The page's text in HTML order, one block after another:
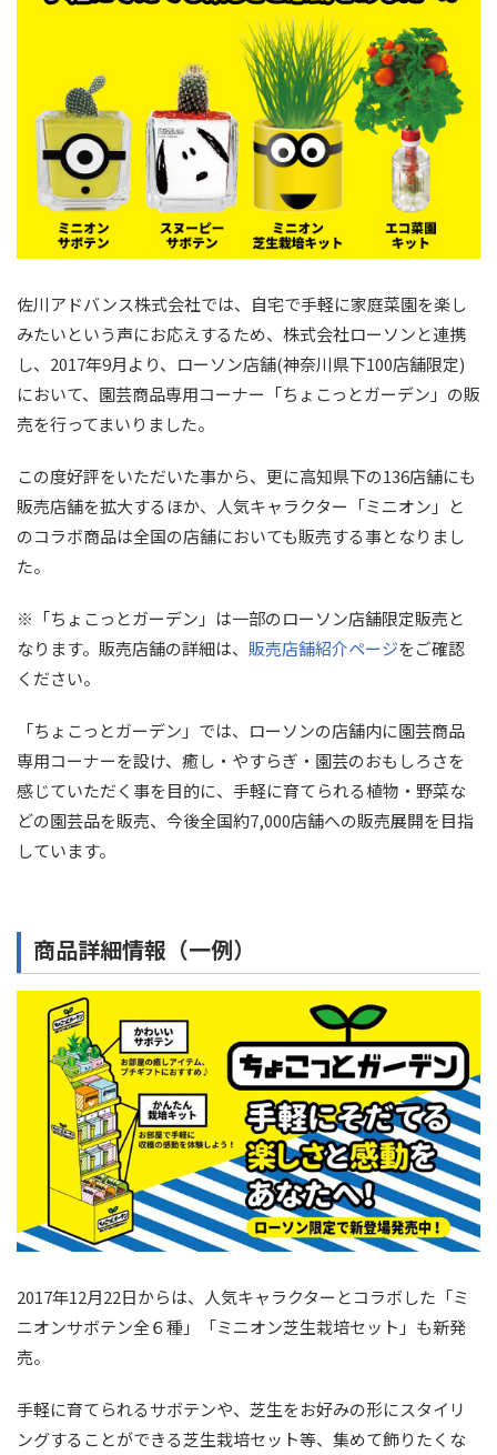
佐川アドバンス株式会社では、自宅で手軽に家庭菜園を楽し
みたいという声にお応えするため、株式会社ローソンと連携
し、2017年9月より、ローソン店舗(神奈川県下100店舗限定)
において、園芸商品専用コーナー「ちょこっとガーデン」の販
売を行ってまいりました。
この度好評をいただいた事から、更に高知県下の136店舗にも
販売店舗を拡大するほか、人気キャラクター「ミニオン」と
のコラボ商品は全国の店舗においても販売する事となりまし
た。
※「ちょこっとガーデン」は一部のローソン店舗限定販売と
なります。販売店舗の詳細は、 販売店舗紹介ページをご確認
ください。
「ちょこっとガーデン」では、ローソンの店舗内に園芸商品
専用コーナーを設け、癒し・やすらぎ・園芸のおもしろさを
感じていただく事を目的に、手軽に育てられる植物・野菜な
どの園芸品を販売、今後全国約7,000店舗への販売展開を目指
しています。
商品詳細情報（一例）
2017年12月22日からは、人気キャラクターとコラボした「ミ
ニオンサボテン全６種」「ミニオン芝生栽培セット」も新発
売。
手軽に育てられるサボテンや、芝生をお好みの形にスタイリ
ングすることができる芝生栽培セット等、集めて飾りたくな